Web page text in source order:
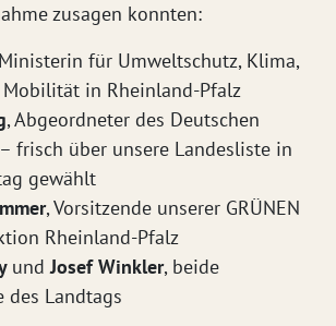
zusagen konnten:
für Umweltschutz, Klima,
in Rheinland-Pfalz
, Abgeordneter des Deutschen
frisch über unsere Landesliste in
gewählt
, Vorsitzende unserer GRÜNEN
Rheinland-Pfalz
und Josef Winkler, beide
des Landtags